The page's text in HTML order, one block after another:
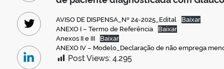
AVISO DE DISPENSA_Nº 24-2025_Edital
Baixar
ANEXO I – Termo de Referência
Baixar
Anexos II e III
Baixar
ANEXO IV – Modelo_Declaração de não emprega
Twitter
Linkedin Post Views: 4.295